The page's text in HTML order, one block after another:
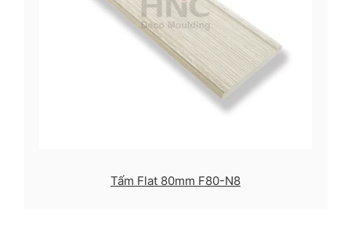
Tấm Flat 80mm F80-N8